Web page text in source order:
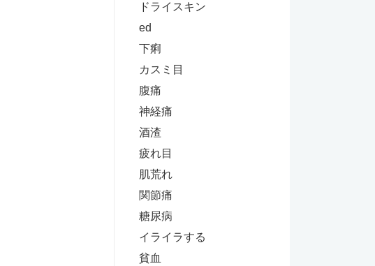
ドライスキン
ed
下痢
カスミ目
腹痛
神経痛
酒渣
疲れ目
肌荒れ
関節痛
糖尿病
イライラする
貧血